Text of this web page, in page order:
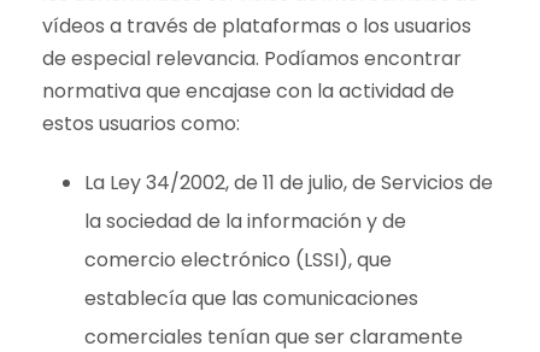
vídeos a través de plataformas o los usuarios
de especial relevancia. Podíamos encontrar
normativa que encajase con la actividad de
estos usuarios como:
La Ley 34/2002, de 11 de julio, de Servicios de
la sociedad de la información y de
comercio electrónico (LSSI), que
establecía que las comunicaciones
comerciales tenían que ser claramente